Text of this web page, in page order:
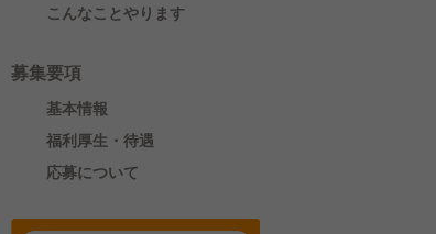
こんなことやります
募集要項
基本情報
福利厚生・待遇
応募について